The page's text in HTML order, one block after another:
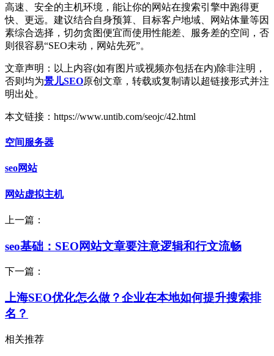
高速、安全的主机环境，能让你的网站在搜索引擎中跑得更
快、更远。建议结合自身预算、目标客户地域、网站体量等因
素综合选择，切勿贪图便宜而使用性能差、服务差的空间，否
则很容易“SEO未动，网站先死”。
文章声明：以上内容(如有图片或视频亦包括在内)除非注明，
否则均为景儿SEO原创文章，转载或复制请以超链接形式并注
明出处。
本文链接：https://www.untib.com/seojc/42.html
空间服务器
seo网站
网站虚拟主机
上一篇：
seo基础：SEO网站文章要注意逻辑和行文流畅
下一篇：
上海SEO优化怎么做？企业在本地如何提升搜索排
名？
相关推荐